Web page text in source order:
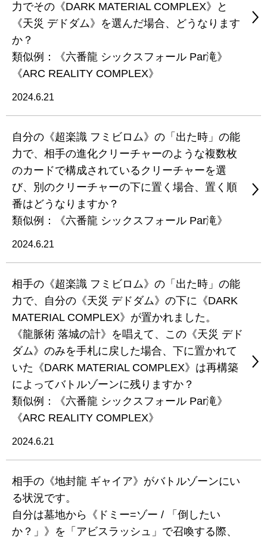
力でその《DARK MATERIAL COMPLEX》と
《天災 デドダム》を選んだ場合、どうなります
か？
類似例：《六番龍 シックスフォール Par滝》
《ARC REALITY COMPLEX》
2024.6.21
自分の《超楽識 フミビロム》の「出た時」の能
力で、相手の進化クリーチャーのような複数枚
のカードで構成されているクリーチャーを選
び、別のクリーチャーの下に置く場合、置く順
番はどうなりますか？
類似例：《六番龍 シックスフォール Par滝》
2024.6.21
相手の《超楽識 フミビロム》の「出た時」の能
力で、自分の《天災 デドダム》の下に《DARK
MATERIAL COMPLEX》が置かれました。
《龍脈術 落城の計》を唱えて、この《天災 デド
ダム》のみを手札に戻した場合、下に置かれて
いた《DARK MATERIAL COMPLEX》は再構築
によってバトルゾーンに残りますか？
類似例：《六番龍 シックスフォール Par滝》
《ARC REALITY COMPLEX》
2024.6.21
相手の《地封龍 ギャイア》がバトルゾーンにい
る状況です。
自分は墓地から《ドミー=ゾー / 「倒したい
か？」》を「アビスラッシュ」で召喚する際、